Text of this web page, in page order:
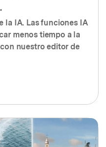
la IA. Las funciones IA
menos tiempo a la
con nuestro editor de